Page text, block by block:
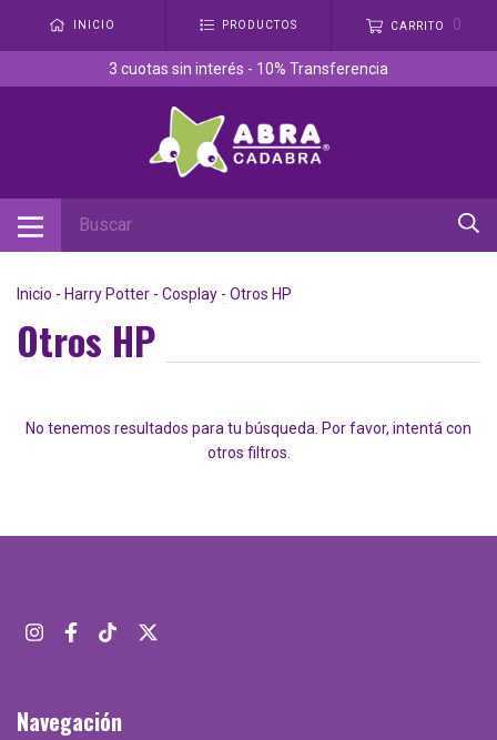
INICIO PRODUCTOS CARRITO 0
3 cuotas sin interés - 10% Transferencia
Inicio - Harry Potter - Cosplay - Otros HP
Otros HP
No tenemos resultados para tu búsqueda. Por favor, intentá con
otros filtros.
Navegación